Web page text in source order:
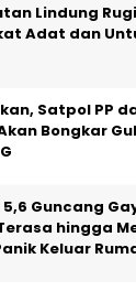
Lindung
Adat dan
Satpol PP
Bongkar
Guncang
hingga
Keluar